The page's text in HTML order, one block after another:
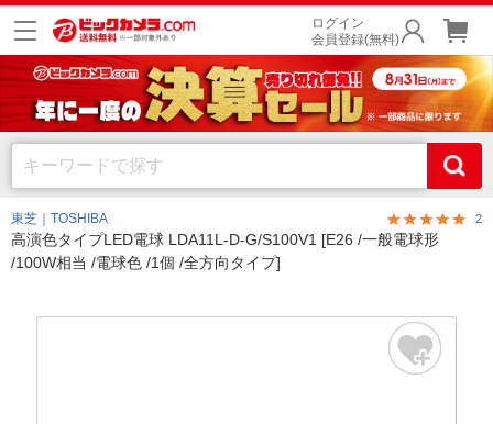
ログイン
会員登録(無料)
東芝｜TOSHIBA 2
高演色タイプLED電球 LDA11L-D-G/S100V1 [E26 /一般電球形
/100W相当 /電球色 /1個 /全方向タイプ]